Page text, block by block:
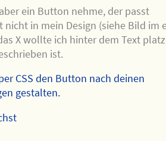
ein Button nehme, der passt
nicht in mein Design (siehe Bild im
X wollte ich hinter dem Text
ist.
CSS den Button nach deinen
gestalten.